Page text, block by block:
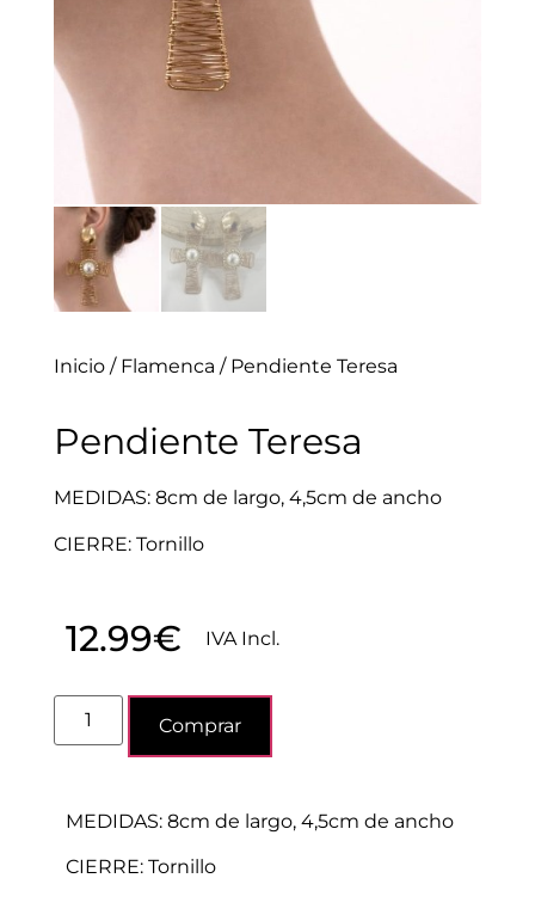
Inicio/ Flamenca / Pendiente Teresa
Pendiente Teresa
MEDIDAS: 8cm de largo, 4,5cm de ancho
CIERRE: Tornillo
12.99€ IVA Incl.
Comprar
MEDIDAS: 8cm de largo, 4,5cm de ancho
CIERRE: Tornillo